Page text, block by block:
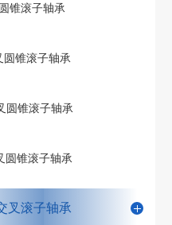
锥滚子轴承
圆锥滚子轴承
圆锥滚子轴承
圆锥滚子轴承
叉滚子轴承